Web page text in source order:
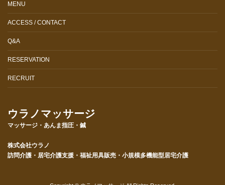
MENU
ACCESS / CONTACT
Q&A
RESERVATION
RECRUIT
ウラノマッサージ
マッサージ・あんま指圧・鍼
株式会社ウラノ
訪問介護・居宅介護支援・福祉用具販売・小規模多機能型居宅介護